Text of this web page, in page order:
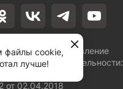
на осуществление
деятельности:
от 02.04.2018
файлы cookie,
лучше!